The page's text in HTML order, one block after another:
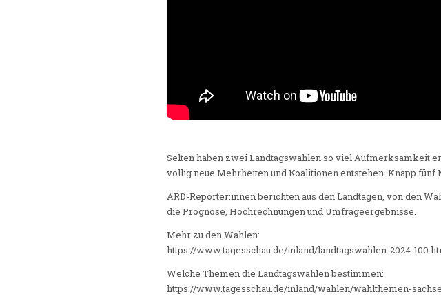
Selten haben zwei Landtagswahlen so viel Aufmerksamkeit
völlig neue Mehrheiten und Koalitionen entstehen. Knapp
ARD-Reporter:innen berichten aus den Landtagen, von den
die Prognose, Hochrechnungen und Umfrageergebnisse.
Mehr zu den Wahlen:
https://www.tagesschau.de/inland/landtagswahlen-2024-
Welche Themen die Landtagswahlen bestimmen:
https://www.tagesschau.de/inland/wahlen/wahlthemen-